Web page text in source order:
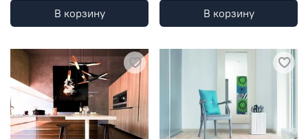
В корзину В корзину